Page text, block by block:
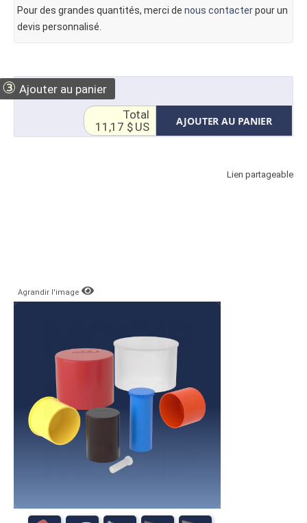
Pour des grandes quantités, merci de nous contacterpour un
devis personnalisé.
③ Ajouter au panier
AJOUTER AU PANIER
Total
11,17 $ US
Lien partageable
Agrandir l'image